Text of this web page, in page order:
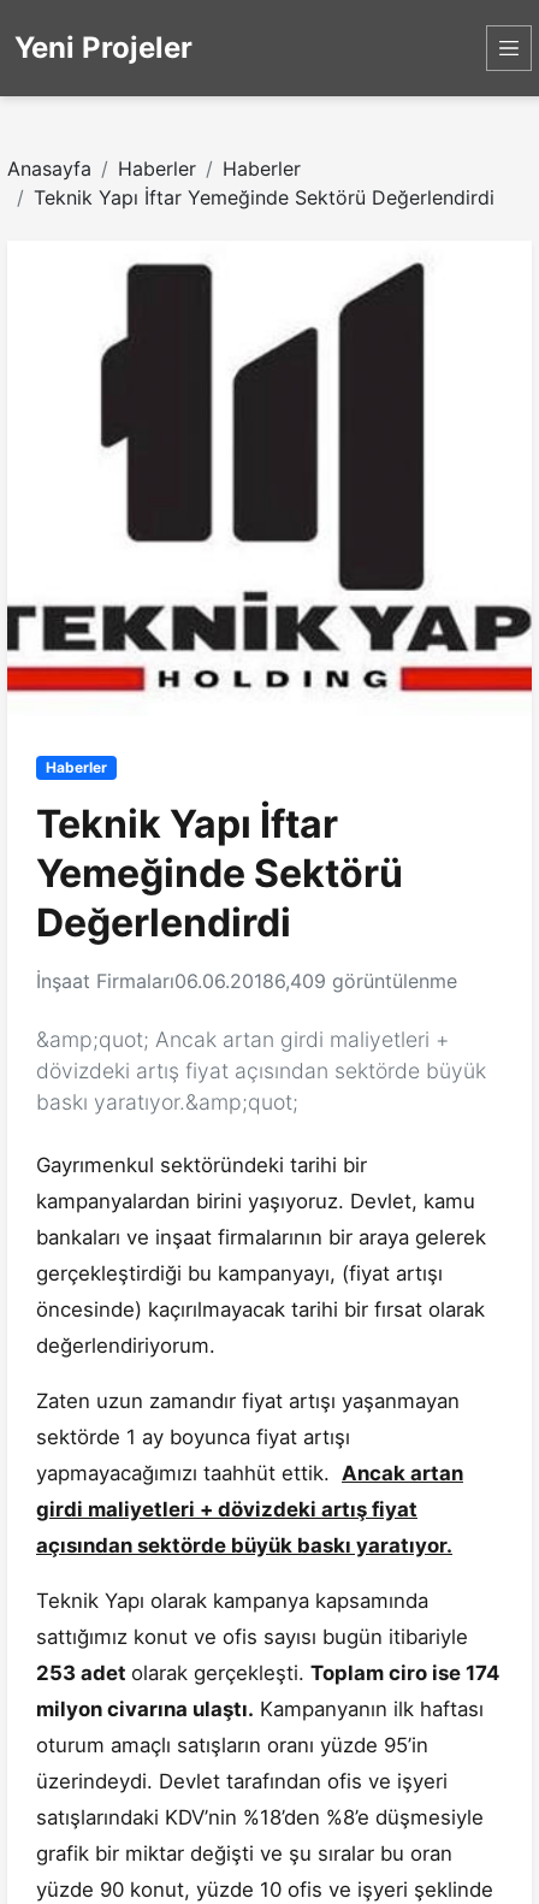
Yeni Projeler
Anasayfa Haberler
Haberler
Teknik Yapı İftar Yemeğinde Sektörü Değerlendirdi
Haberler
Teknik Yapı İftar
Yemeğinde Sektörü
Değerlendirdi
İnşaat Firmaları06.06.20186,409 görüntülenme
&amp;quot; Ancak artan girdi maliyetleri +
dövizdeki artış fiyat açısından sektörde büyük
baskı yaratıyor.&amp;quot;
Gayrımenkul sektöründeki tarihi bir
kampanyalardan birini yaşıyoruz. Devlet, kamu
bankaları ve inşaat firmalarının bir araya gelerek
gerçekleştirdiği bu kampanyayı, (fiyat artışı
öncesinde) kaçırılmayacak tarihi bir fırsat olarak
değerlendiriyorum.
Zaten uzun zamandır fiyat artışı yaşanmayan
sektörde 1 ay boyunca fiyat artışı
yapmayacağımızı taahhüt ettik. Ancak artan
girdi maliyetleri + dövizdeki artış fiyat
açısından sektörde büyük baskı yaratıyor.
Teknik Yapı olarak kampanya kapsamında
sattığımız konut ve ofis sayısı bugün itibariyle
253 adet olarak gerçekleşti. Toplam ciro ise 174
milyon civarına ulaştı. Kampanyanın ilk haftası
oturum amaçlı satışların oranı yüzde 95’in
üzerindeydi. Devlet tarafından ofis ve işyeri
satışlarındaki KDV’nin %18’den %8’e düşmesiyle
grafik bir miktar değişti ve şu sıralar bu oran
yüzde 90 konut, yüzde 10 ofis ve işyeri şeklinde